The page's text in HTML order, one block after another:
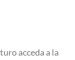
acceda a la